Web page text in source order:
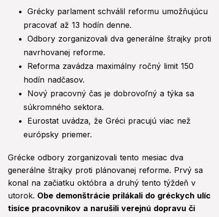
Grécky parlament schválil reformu umožňujúcu
pracovať až 13 hodín denne.
Odbory zorganizovali dva generálne štrajky proti
navrhovanej reforme.
Reforma zavádza maximálny ročný limit 150
hodín nadčasov.
Nový pracovný čas je dobrovoľný a týka sa
súkromného sektora.
Eurostat uvádza, že Gréci pracujú viac než
európsky priemer.
Grécke odbory zorganizovali tento mesiac dva
generálne štrajky proti plánovanej reforme. Prvý sa
konal na začiatku októbra a druhý tento týždeň v
utorok. Obe demonštrácie prilákali do gréckych ulíc
tisíce pracovníkov a narušili verejnú dopravu či